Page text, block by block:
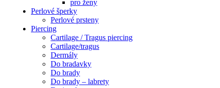
pro ženy
Perlové šperky
Perlové prsteny
Piercing
Cartilage / Tragus piercing
Cartilage/tragus
Dermály
Do bradavky
Do brady
Do brady – labrety